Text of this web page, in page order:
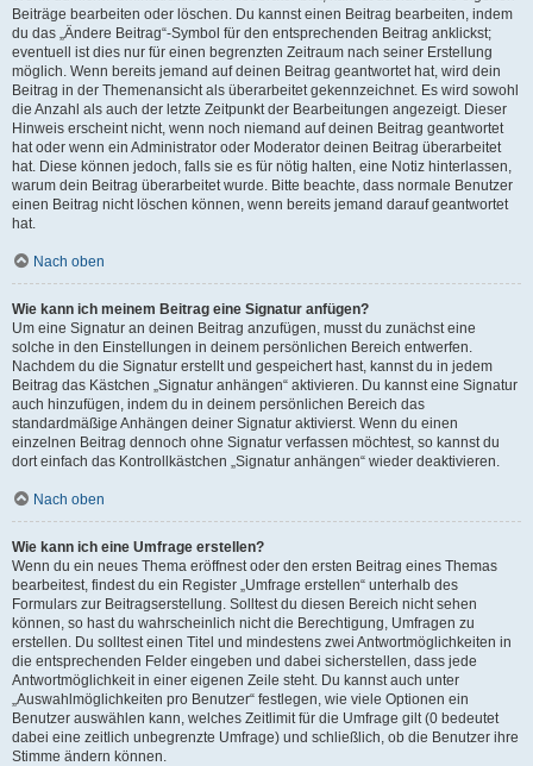
Beiträge bearbeiten oder löschen. Du kannst einen Beitrag bearbeiten, indem
du das „Ändere Beitrag“-Symbol für den entsprechenden Beitrag anklickst;
eventuell ist dies nur für einen begrenzten Zeitraum nach seiner Erstellung
möglich. Wenn bereits jemand auf deinen Beitrag geantwortet hat, wird dein
Beitrag in der Themenansicht als überarbeitet gekennzeichnet. Es wird sowohl
die Anzahl als auch der letzte Zeitpunkt der Bearbeitungen angezeigt. Dieser
Hinweis erscheint nicht, wenn noch niemand auf deinen Beitrag geantwortet
hat oder wenn ein Administrator oder Moderator deinen Beitrag überarbeitet
hat. Diese können jedoch, falls sie es für nötig halten, eine Notiz hinterlassen,
warum dein Beitrag überarbeitet wurde. Bitte beachte, dass normale Benutzer
einen Beitrag nicht löschen können, wenn bereits jemand darauf geantwortet
hat.
Nach oben
Wie kann ich meinem Beitrag eine Signatur anfügen?
Um eine Signatur an deinen Beitrag anzufügen, musst du zunächst eine
solche in den Einstellungen in deinem persönlichen Bereich entwerfen.
Nachdem du die Signatur erstellt und gespeichert hast, kannst du in jedem
Beitrag das Kästchen „Signatur anhängen“ aktivieren. Du kannst eine Signatur
auch hinzufügen, indem du in deinem persönlichen Bereich das
standardmäßige Anhängen deiner Signatur aktivierst. Wenn du einen
einzelnen Beitrag dennoch ohne Signatur verfassen möchtest, so kannst du
dort einfach das Kontrollkästchen „Signatur anhängen“ wieder deaktivieren.
Nach oben
Wie kann ich eine Umfrage erstellen?
Wenn du ein neues Thema eröffnest oder den ersten Beitrag eines Themas
bearbeitest, findest du ein Register „Umfrage erstellen“ unterhalb des
Formulars zur Beitragserstellung. Solltest du diesen Bereich nicht sehen
können, so hast du wahrscheinlich nicht die Berechtigung, Umfragen zu
erstellen. Du solltest einen Titel und mindestens zwei Antwortmöglichkeiten in
die entsprechenden Felder eingeben und dabei sicherstellen, dass jede
Antwortmöglichkeit in einer eigenen Zeile steht. Du kannst auch unter
„Auswahlmöglichkeiten pro Benutzer“ festlegen, wie viele Optionen ein
Benutzer auswählen kann, welches Zeitlimit für die Umfrage gilt (0 bedeutet
dabei eine zeitlich unbegrenzte Umfrage) und schließlich, ob die Benutzer ihre
Stimme ändern können.